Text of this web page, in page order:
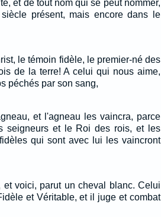
et de tout nom qui se peut nommer,
présent, mais encore dans le
le témoin fidèle, le premier-né des
de la terre! A celui qui nous aime,
péchés par son sang,
et l'agneau les vaincra, parce
seigneurs et le Roi des rois, et les
qui sont avec lui les vaincront
voici, parut un cheval blanc. Celui
et Véritable, et il juge et combat